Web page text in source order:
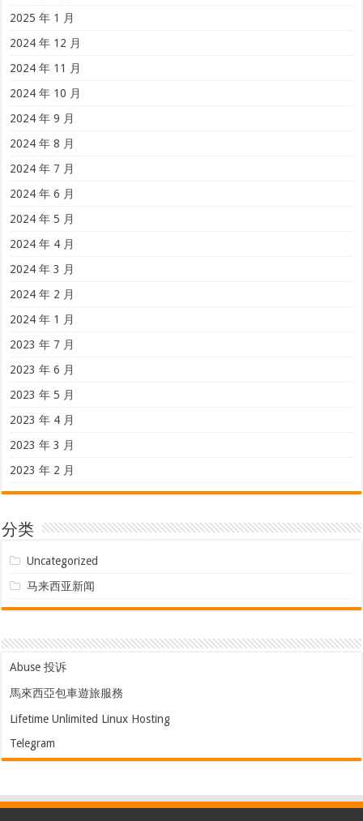
2025 年 1 月
2024 年 12 月
2024 年 11 月
2024 年 10 月
2024 年 9 月
2024 年 8 月
2024 年 7 月
2024 年 6 月
2024 年 5 月
2024 年 4 月
2024 年 3 月
2024 年 2 月
2024 年 1 月
2023 年 7 月
2023 年 6 月
2023 年 5 月
2023 年 4 月
2023 年 3 月
2023 年 2 月
分类
Uncategorized
马来西亚新闻
Abuse 投诉
馬來西亞包車遊旅服務
Lifetime Unlimited Linux Hosting
Telegram